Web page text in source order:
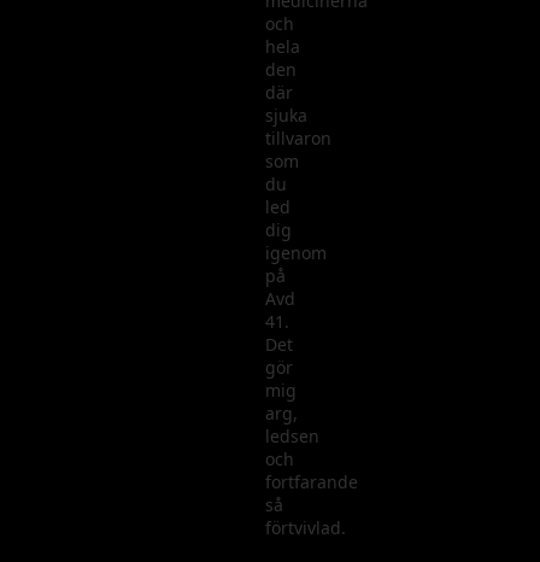
och
hela
den
där
sjuka
tillvaron
som
du
led
dig
igenom
på
Avd
41.
Det
gör
mig
arg,
ledsen
och
fortfarande
så
förtvivlad.